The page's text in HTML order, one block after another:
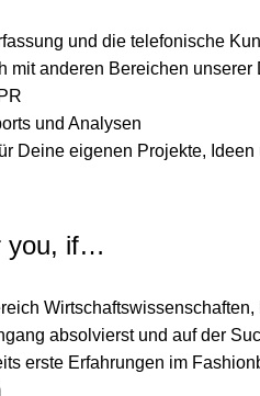
und die telefonische
mit anderen Bereichen
und Analysen
Deine eigenen Projekte,
you, if…
absolvierst und auf der
erste Erfahrungen im